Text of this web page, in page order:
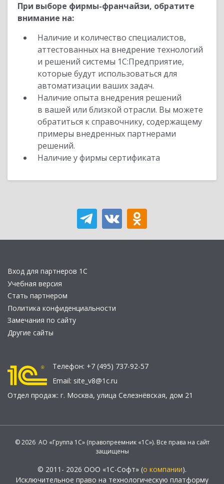
При выборе фирмы-франчайзи, обратите
внимание на:
Наличие и количество специалистов,
аттестованных на внедрение технологий
и решений системы 1С:Предприятие,
которые будут использоваться для
автоматизации ваших задач.
Наличие опыта внедрения решений
в вашей или близкой отрасли. Вы можете
обратиться к справочнику, содержащему
примеры внедренных партнерами
решений.
Наличие у фирмы сертификата
Вход для партнеров 1С
Учебная версия
Стать партнером
Политика конфиденциальности
Замечания по сайту
Другие сайты
Телефон: +7 (495) 737-92-57
Email: site_v8@1c.ru
Отдел продаж: г. Москва, улица Селезнёвская, дом 21
© 2026 АО «Группа 1С» (правопреемник «1С»). Все права на сайт
защищены
© 2011- 2026 ООО «1С-Софт» (о компании).
Исключительное право на технологическую платформу